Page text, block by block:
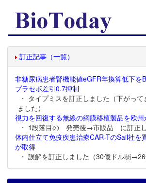
訂正記事（一覧）
非糖尿病患者腎機能値eGFR年換算低下を
プラセボ差引0.7抑制
・ タイプミスを訂正しました（下がっ
ました）
視力を回復する無線の網膜移植製品を欧
・ 1段落目の 発売後→市販品 に訂正し
体内仕立て免疫疾患治療CAR-TのSail社を
が取得
・ 誤解を訂正しました（30億ドル弱→26